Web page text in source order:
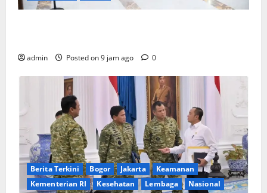
admin Posted on 9 jam ago 0
Berita Terkini Bogor Jakarta
Keamanan
Kementerian RI
Kesehatan Lembaga
Nasional